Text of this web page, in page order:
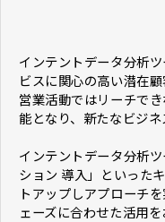
インテントデータ分析
ビスに関心の高い潜在
営業活動ではリーチで
能となり、新たなビジネ
インテントデータ分析
ション 導入」といった
トアップしアプローチ
ェーズに合わせた活用を